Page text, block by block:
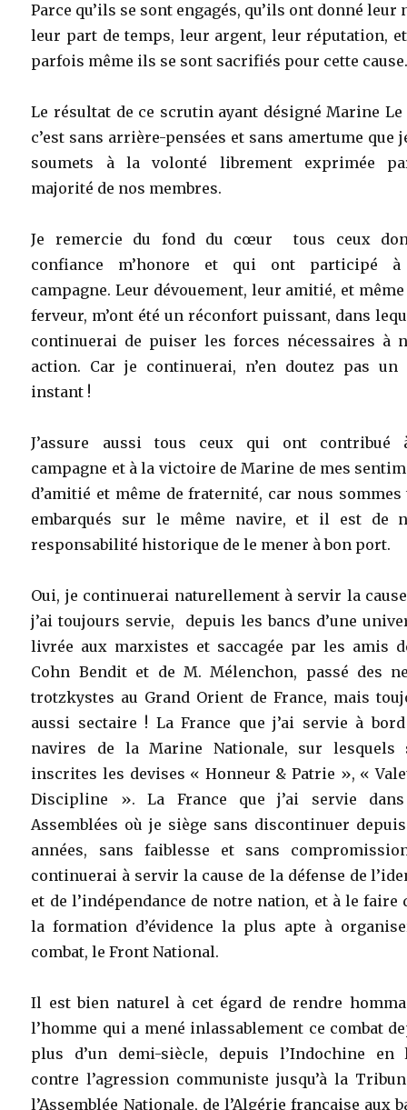
Parce qu’ils se sont engagés, qu’ils ont donné leur
leur part de temps, leur argent, leur réputation,
parfois même ils se sont sacrifiés pour cette
Le résultat de ce scrutin ayant désigné Marine Le
c’est sans arrière-pensées et sans amertume que
soumets à la volonté librement exprimée
majorité de nos membres.
Je remercie du fond du cœur tous ceux
confiance m’honore et qui ont participé
campagne. Leur dévouement, leur amitié, et
ferveur, m’ont été un réconfort puissant, dans
continuerai de puiser les forces nécessaires à
action. Car je continuerai, n’en doutez pas un
instant !
J’assure aussi tous ceux qui ont contribué
campagne et à la victoire de Marine de mes
d’amitié et même de fraternité, car nous sommes
embarqués sur le même navire, et il est de
responsabilité historique de le mener à bon port.
Oui, je continuerai naturellement à servir la
j’ai toujours servie, depuis les bancs d’une
livrée aux marxistes et saccagée par les amis
Cohn Bendit et de M. Mélenchon, passé des
trotzkystes au Grand Orient de France, mais
aussi sectaire ! La France que j’ai servie à
navires de la Marine Nationale, sur lesquels
inscrites les devises « Honneur & Patrie », «
Discipline ». La France que j’ai servie
Assemblées où je siège sans discontinuer
années, sans faiblesse et sans
continuerai à servir la cause de la défense de
et de l’indépendance de notre nation, et à le faire
la formation d’évidence la plus apte à
combat, le Front National.
Il est bien naturel à cet égard de rendre
l’homme qui a mené inlassablement ce combat
plus d’un demi-siècle, depuis l’Indochine en
contre l’agression communiste jusqu’à la
l’Assemblée Nationale, de l’Algérie française aux